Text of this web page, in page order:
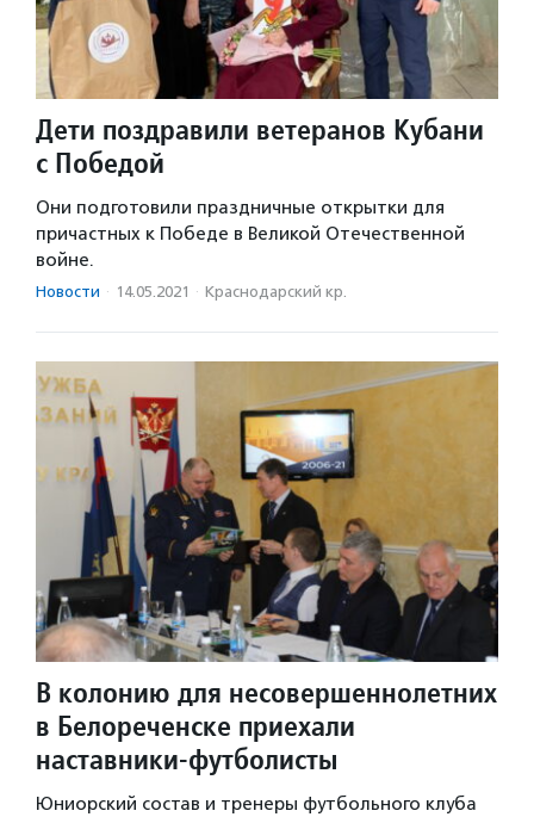
Дети поздравили ветеранов Кубани
с Победой
Они подготовили праздничные открытки для
причастных к Победе в Великой Отечественной
войне.
Новости · 14.05.2021 · Краснодарский кр.
В колонию для несовершеннолетних
в Белореченске приехали
наставники-футболисты
Юниорский состав и тренеры футбольного клуба